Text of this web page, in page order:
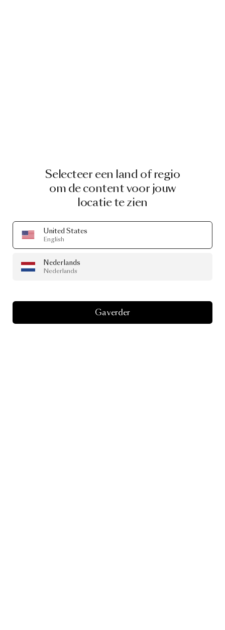
Selecteer een land of regio
om de content voor jouw
locatie te zien
United States
English
Nederlands
Nederlands
Ga verder